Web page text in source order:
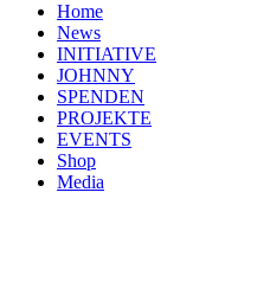
Home
News
INITIATIVE
JOHNNY
SPENDEN
PROJEKTE
EVENTS
Shop
Media